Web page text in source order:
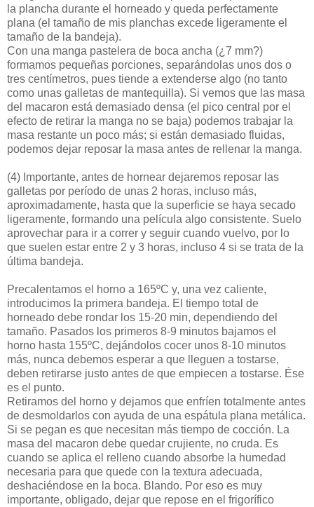
la plancha durante el horneado y queda perfectamente
plana (el tamaño de mis planchas excede ligeramente el
tamaño de la bandeja).
Con una manga pastelera de boca ancha (¿7 mm?)
formamos pequeñas porciones, separándolas unos dos o
tres centímetros, pues tiende a extenderse algo (no tanto
como unas galletas de mantequilla). Si vemos que las masa
del macaron está demasiado densa (el pico central por el
efecto de retirar la manga no se baja) podemos trabajar la
masa restante un poco más; si están demasiado fluidas,
podemos dejar reposar la masa antes de rellenar la manga.
(4) Importante, antes de hornear dejaremos reposar las
galletas por período de unas 2 horas, incluso más,
aproximadamente, hasta que la superficie se haya secado
ligeramente, formando una película algo consistente. Suelo
aprovechar para ir a correr y seguir cuando vuelvo, por lo
que suelen estar entre 2 y 3 horas, incluso 4 si se trata de la
última bandeja.
Precalentamos el horno a 165ºC y, una vez caliente,
introducimos la primera bandeja. El tiempo total de
horneado debe rondar los 15-20 min, dependiendo del
tamaño. Pasados los primeros 8-9 minutos bajamos el
horno hasta 155ºC, dejándolos cocer unos 8-10 minutos
más, nunca debemos esperar a que lleguen a tostarse,
deben retirarse justo antes de que empiecen a tostarse. Ése
es el punto.
Retiramos del horno y dejamos que enfríen totalmente antes
de desmoldarlos con ayuda de una espátula plana metálica.
Si se pegan es que necesitan más tiempo de cocción. La
masa del macaron debe quedar crujiente, no cruda. Es
cuando se aplica el relleno cuando absorbe la humedad
necesaria para que quede con la textura adecuada,
deshaciéndose en la boca. Blando. Por eso es muy
importante, obligado, dejar que repose en el frigorífico